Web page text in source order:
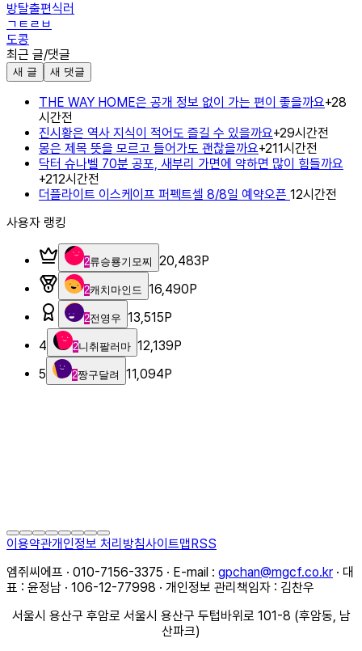
방탈출편식러
ㄱㅌㄹㅂ
도콩
최근 글/댓글
새 글 새 댓글
THE WAY HOME은 공개 정보 없이 가는 편이 좋을까요+28
시간전
진시황은 역사 지식이 적어도 즐길 수 있을까요+29시간전
몽은 제목 뜻을 모르고 들어가도 괜찮을까요+211시간전
닥터 슈나벨 70분 공포, 새부리 가면에 약하면 많이 힘들까요
+212시간전
더플라이트 이스케이프 퍼펙트셀 8/8일 예약오픈 12시간전
사용자 랭킹
2류승룡기모찌 20,483P
2캐치마인드 16,490P
2전영우 13,515P
4
2니취팔러마 12,139P
5
2짱구달려 11,094P
이용약관개인정보 처리방침사이트맵RSS
엠쥐씨에프 · 010-7156-3375 · E-mail : gpchan@mgcf.co.kr · 대
표 : 윤정남 · 106-12-77998 · 개인정보 관리책임자 : 김찬우
서울시 용산구 후암로 서울시 용산구 두텁바위로 101-8 (후암동, 남
산파크)